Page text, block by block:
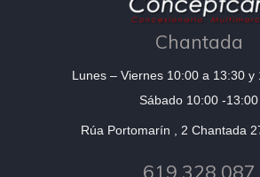
Chantada
Lunes – Viernes 10:00 a 13:30 y
Sábado 10:00 -13:00
Rúa Portomarín , 2 Chantada
619 328 087